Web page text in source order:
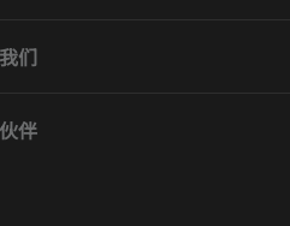
们
伴